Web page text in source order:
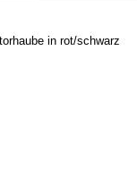
in rot/schwarz